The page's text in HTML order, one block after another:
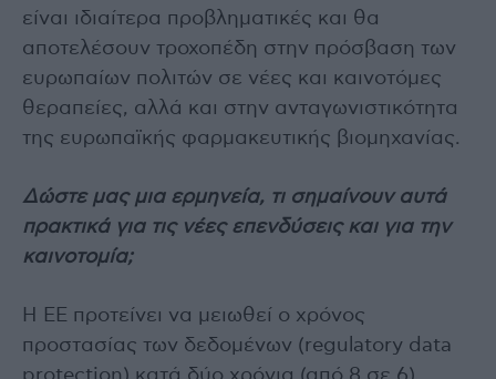
είναι ιδιαίτερα προβληματικές και θα
αποτελέσουν τροχοπέδη στην πρόσβαση των
ευρωπαίων πολιτών σε νέες και καινοτόμες
θεραπείες, αλλά και στην ανταγωνιστικότητα
της ευρωπαϊκής φαρμακευτικής βιομηχανίας.
Δώστε μας μια ερμηνεία, τι σημαίνουν αυτά
πρακτικά για τις νέες επενδύσεις και για την
καινοτομία;
Η ΕΕ προτείνει να μειωθεί ο χρόνος
προστασίας των δεδομένων (regulatory data